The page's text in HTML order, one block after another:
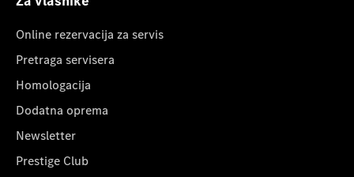
Online rezervacija za servis
Pretraga servisera
Homologacija
Dodatna oprema
Newsletter
Prestige Club